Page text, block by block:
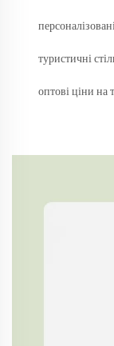
туристичні
оптові ціни на